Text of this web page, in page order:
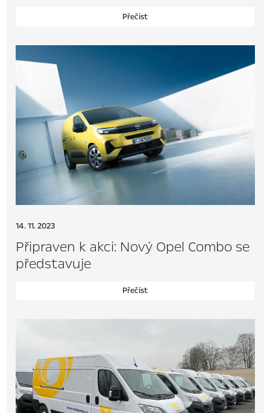
Přečíst
14. 11. 2023
Připraven k akci: Nový Opel Combo se
představuje
Přečíst